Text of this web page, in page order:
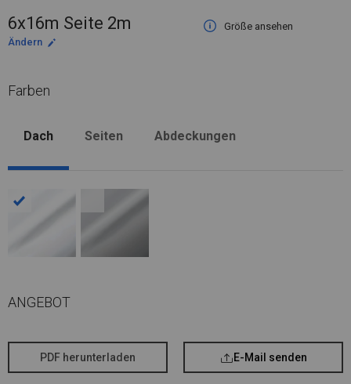
6x16m Seite 2m
Größe ansehen
Ändern
Farben
Dach Seiten Abdeckungen
ANGEBOT
PDF herunterladen E-Mail senden